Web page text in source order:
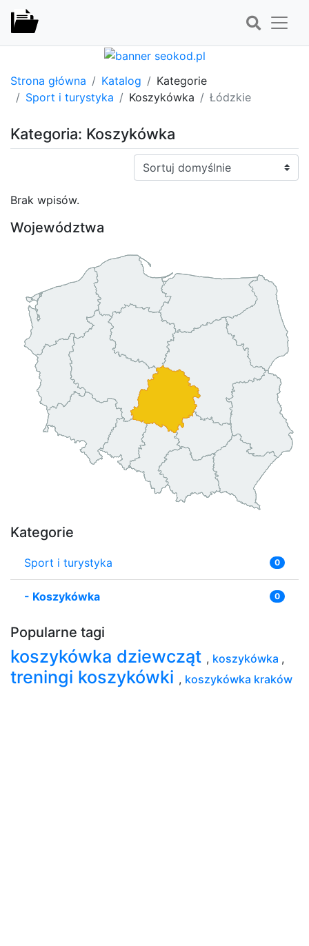
Strona główna Katalog
Kategorie
Sport i turystyka
Koszykówka Łódzkie
Kategoria: Koszykówka
Sortuj:
Brak wpisów.
Województwa
Kategorie
Sport i turystyka 0
- Koszykówka 0
Popularne tagi
koszykówka dziewcząt , koszykówka ,
treningi koszykówki , koszykówka kraków